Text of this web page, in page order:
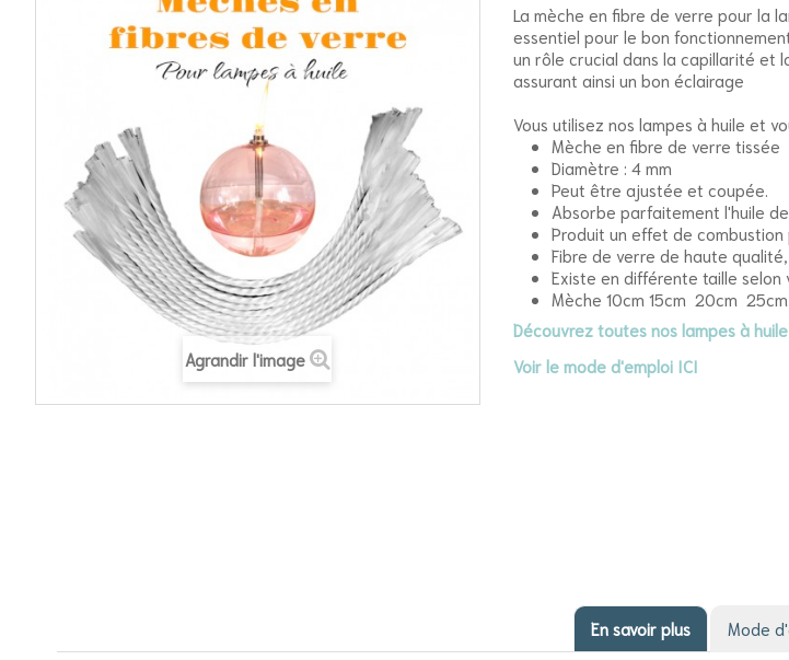
Agrandir l'image
La mèche en fibre de verre pour la
essentiel pour le bon
un rôle crucial dans la capillarité et
assurant ainsi un bon éclairage
Vous utilisez nos lampes à huile et
Mèche en fibre de verre tissée
Diamètre : 4 mm
Peut être ajustée et coupée.
Absorbe parfaitement l'huile
Produit un effet de
Fibre de verre de haute
Existe en différente taille selon
Mèche 10cm 15cm 20cm
Découvrez toutes nos lampes à huile
Voir le mode d'emploi ICI
En savoir plus Mode